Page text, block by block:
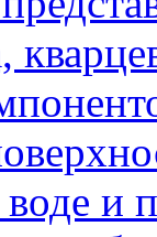
воде и